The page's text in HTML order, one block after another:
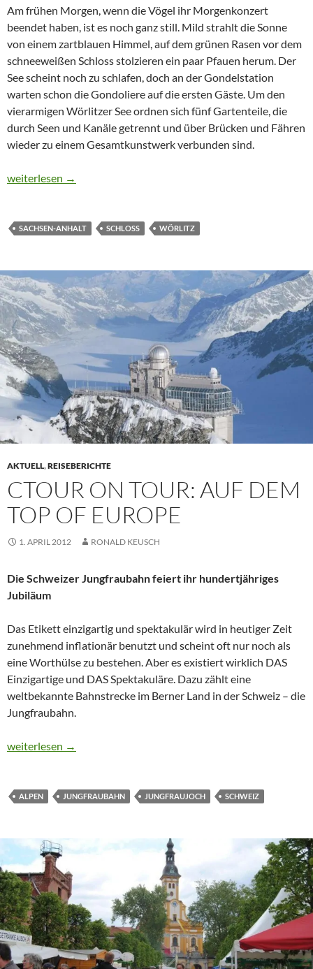
Am frühen Morgen, wenn die Vögel ihr Morgenkonzert
beendet haben, ist es noch ganz still. Mild strahlt die Sonne
von einem zartblauen Himmel, auf dem grünen Rasen vor dem
schneeweißen Schloss stolzieren ein paar Pfauen herum. Der
See scheint noch zu schlafen, doch an der Gondelstation
warten schon die Gondoliere auf die ersten Gäste. Um den
vierarmigen Wörlitzer See ordnen sich fünf Gartenteile, die
durch Seen und Kanäle getrennt und über Brücken und Fähren
wieder zu einem Gesamtkunstwerk verbunden sind.
CTOUR on TOUR: Gartenträume in Sachsen-Anhalt
weiterlesen →
SACHSEN-ANHALT SCHLOSS WÖRLITZ
AKTUELL,REISEBERICHTE
CTOUR ON TOUR: AUF DEM
TOP OF EUROPE
1. APRIL 2012 RONALD KEUSCH
Die Schweizer Jungfraubahn feiert ihr hundertjähriges
Jubiläum
Das Etikett einzigartig und spektakulär wird in heutiger Zeit
zunehmend inflationär benutzt und scheint oft nur noch als
eine Worthülse zu bestehen. Aber es existiert wirklich DAS
Einzigartige und DAS Spektakuläre. Dazu zählt eine
weltbekannte Bahnstrecke im Berner Land in der Schweiz – die
Jungfraubahn.
CTOUR on Tour: Auf dem Top of Europe
weiterlesen →
ALPEN JUNGFRAUBAHN JUNGFRAUJOCH SCHWEIZ